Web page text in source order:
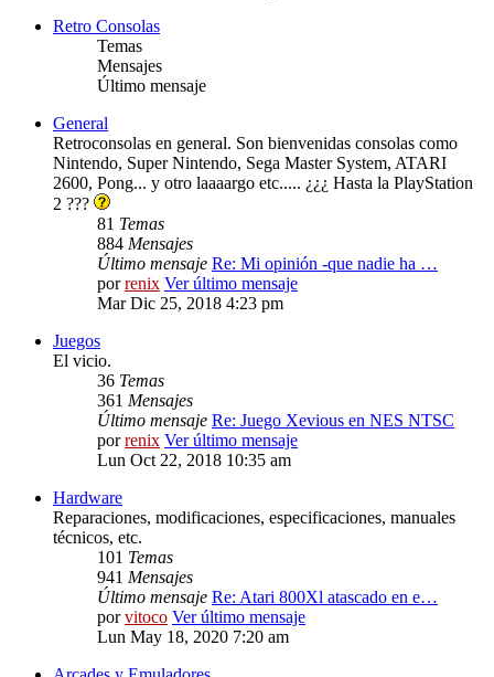
Retro Consolas
Temas
Mensajes
Último mensaje
General
Retroconsolas en general. Son bienvenidas consolas como
Nintendo, Super Nintendo, Sega Master System, ATARI
2600, Pong... y otro laaaargo etc..... ¿¿¿ Hasta la PlayStation
2 ???
81 Temas
884 Mensajes
Último mensaje Re: Mi opinión -que nadie ha …
porrenix Ver último mensaje
Mar Dic 25, 2018 4:23 pm
Juegos
El vicio.
36 Temas
361 Mensajes
Último mensaje Re: Juego Xevious en NES NTSC
porrenix Ver último mensaje
Lun Oct 22, 2018 10:35 am
Hardware
Reparaciones, modificaciones, especificaciones, manuales
técnicos, etc.
101 Temas
941 Mensajes
Último mensaje Re: Atari 800Xl atascado en e…
porvitoco Ver último mensaje
Lun May 18, 2020 7:20 am